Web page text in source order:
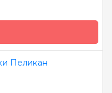
Арабеска